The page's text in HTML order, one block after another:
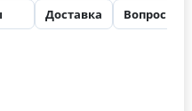
Доставка Вопросы